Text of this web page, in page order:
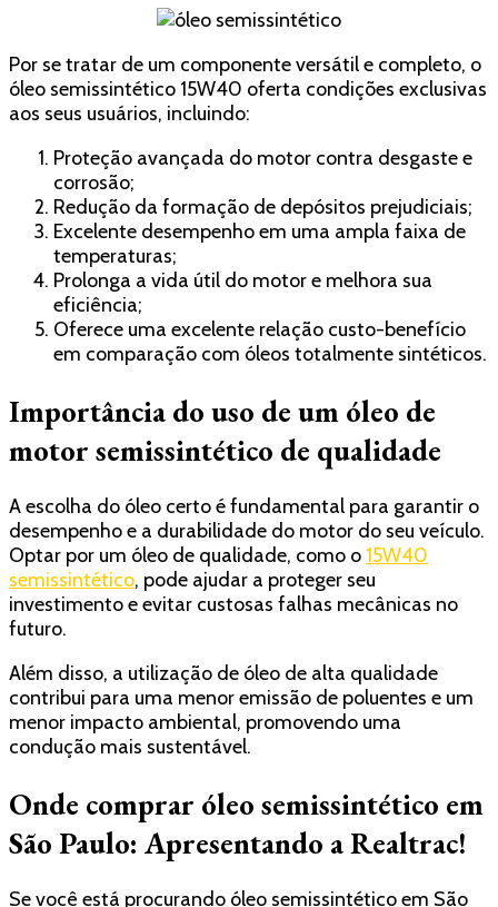
Por se tratar de um componente versátil e completo, o
óleo semissintético 15W40 oferta condições exclusivas
aos seus usuários, incluindo:
Proteção avançada do motor contra desgaste e
corrosão;
Redução da formação de depósitos prejudiciais;
Excelente desempenho em uma ampla faixa de
temperaturas;
Prolonga a vida útil do motor e melhora sua
eficiência;
Oferece uma excelente relação custo-benefício
em comparação com óleos totalmente sintéticos.
Importância do uso de um óleo de
motor semissintético de qualidade
A escolha do óleo certo é fundamental para garantir o
desempenho e a durabilidade do motor do seu veículo.
Optar por um óleo de qualidade, como o 15W40
semissintético, pode ajudar a proteger seu
investimento e evitar custosas falhas mecânicas no
futuro.
Além disso, a utilização de óleo de alta qualidade
contribui para uma menor emissão de poluentes e um
menor impacto ambiental, promovendo uma
condução mais sustentável.
Onde comprar óleo semissintético em
São Paulo: Apresentando a Realtrac!
Se você está procurando óleo semissintético em São